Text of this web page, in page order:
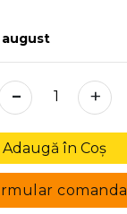
august
- +
Adaugă în Coș
comanda